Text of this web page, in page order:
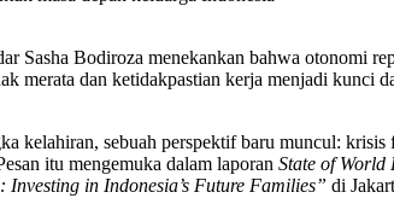
Bodiroza menekankan bahwa otonomi
merata dan ketidakpastian kerja menjadi kunci
kelahiran, sebuah perspektif baru muncul:
itu mengemuka dalam laporan State of World
Investing in Indonesia’s Future Families” di